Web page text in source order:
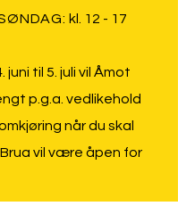
kl. 12 - 17
juni til 5. juli vil Åmot
p.g.a. vedlikehold
når du skal
vil være åpen for